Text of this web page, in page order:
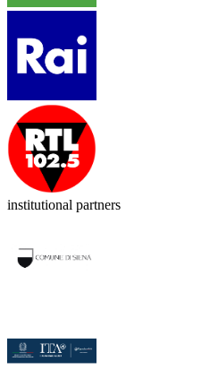
institutional partners